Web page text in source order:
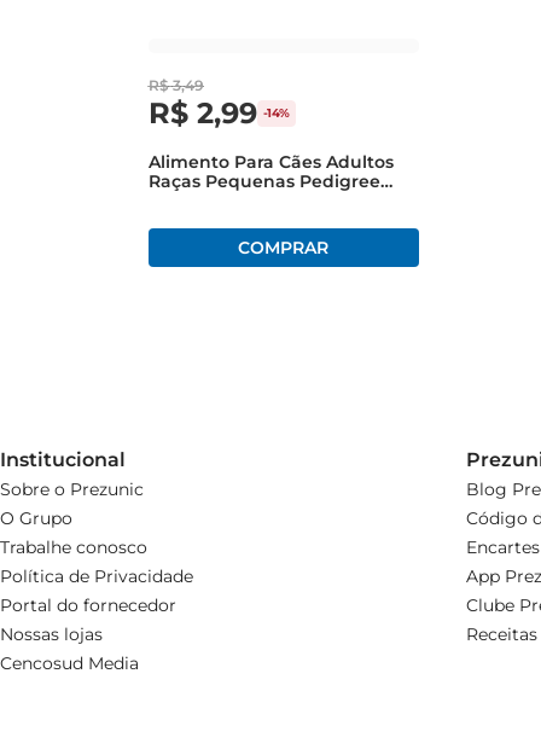
R$ 3,49
R$ 2,99 -14%
Alimento Para Cães Adultos
Raças Pequenas Pedigree
Institucional
Sobre o Prezunic
O Grupo
Trabalhe conosco
Política de Privacidade
Portal do fornecedor
Nossas lojas
Cencosud Media
Blog
Código
Encartes
App
Clube
Receitas